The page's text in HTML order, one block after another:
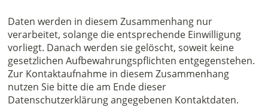
Daten werden in diesem Zusammenhang nur
verarbeitet, solange die entsprechende Einwilligung
vorliegt. Danach werden sie gelöscht, soweit keine
gesetzlichen Aufbewahrungspflichten entgegenstehen.
Zur Kontaktaufnahme in diesem Zusammenhang
nutzen Sie bitte die am Ende dieser
Datenschutzerklärung angegebenen Kontaktdaten.